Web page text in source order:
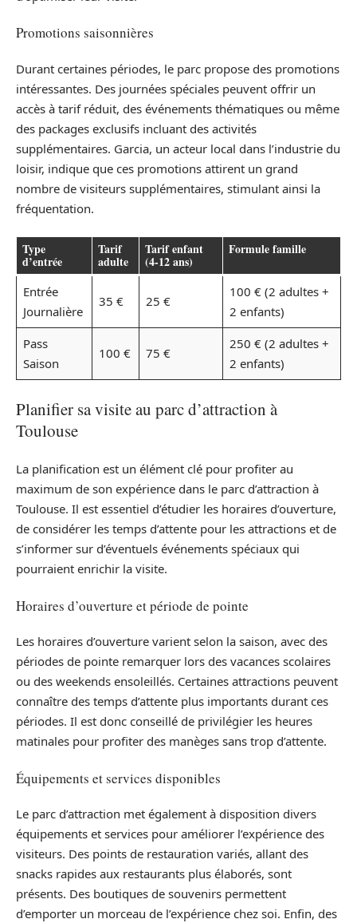
Promotions saisonnières
Durant certaines périodes, le parc propose des promotions
intéressantes. Des journées spéciales peuvent offrir un
accès à tarif réduit, des événements thématiques ou même
des packages exclusifs incluant des activités
supplémentaires. Garcia, un acteur local dans l’industrie du
loisir, indique que ces promotions attirent un grand
nombre de visiteurs supplémentaires, stimulant ainsi la
fréquentation.
Type
d’entrée
Tarif
adulte
Tarif enfant
(4-12 ans)
Formule famille
Entrée
Journalière
35 € 25 €
100 € (2 adultes +
2 enfants)
Pass
Saison
100 € 75 €
250 € (2 adultes +
2 enfants)
Planifier sa visite au parc d’attraction à
Toulouse
La planification est un élément clé pour profiter au
maximum de son expérience dans le parc d’attraction à
Toulouse. Il est essentiel d’étudier les horaires d’ouverture,
de considérer les temps d’attente pour les attractions et de
s’informer sur d’éventuels événements spéciaux qui
pourraient enrichir la visite.
Horaires d’ouverture et période de pointe
Les horaires d’ouverture varient selon la saison, avec des
périodes de pointe remarquer lors des vacances scolaires
ou des weekends ensoleillés. Certaines attractions peuvent
connaître des temps d’attente plus importants durant ces
périodes. Il est donc conseillé de privilégier les heures
matinales pour profiter des manèges sans trop d’attente.
Équipements et services disponibles
Le parc d’attraction met également à disposition divers
équipements et services pour améliorer l’expérience des
visiteurs. Des points de restauration variés, allant des
snacks rapides aux restaurants plus élaborés, sont
présents. Des boutiques de souvenirs permettent
d’emporter un morceau de l’expérience chez soi. Enfin, des